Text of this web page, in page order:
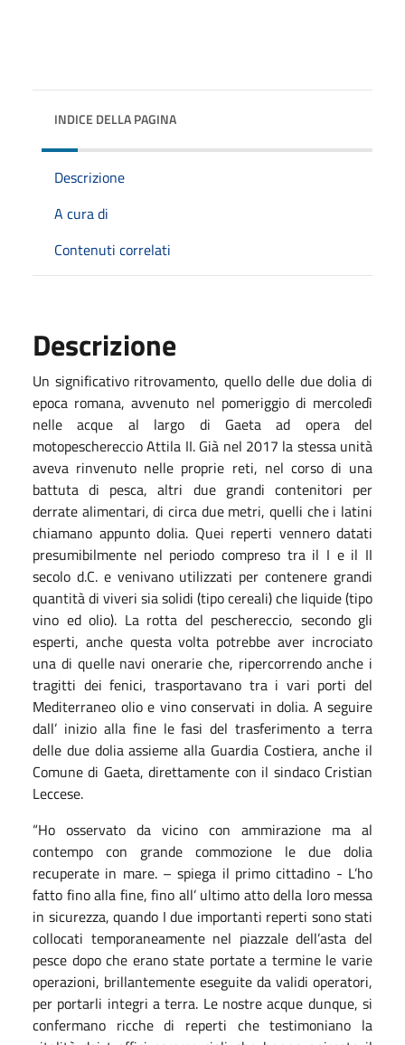
INDICE DELLA PAGINA
Descrizione
A cura di
Contenuti correlati
Descrizione
Un significativo ritrovamento, quello delle due dolia di
epoca romana, avvenuto nel pomeriggio di mercoledì
nelle acque al largo di Gaeta ad opera del
motopeschereccio Attila II. Già nel 2017 la stessa unità
aveva rinvenuto nelle proprie reti, nel corso di una
battuta di pesca, altri due grandi contenitori per
derrate alimentari, di circa due metri, quelli che i latini
chiamano appunto dolia. Quei reperti vennero datati
presumibilmente nel periodo compreso tra il I e il II
secolo d.C. e venivano utilizzati per contenere grandi
quantità di viveri sia solidi (tipo cereali) che liquide (tipo
vino ed olio). La rotta del peschereccio, secondo gli
esperti, anche questa volta potrebbe aver incrociato
una di quelle navi onerarie che, ripercorrendo anche i
tragitti dei fenici, trasportavano tra i vari porti del
Mediterraneo olio e vino conservati in dolia. A seguire
dall’ inizio alla fine le fasi del trasferimento a terra
delle due dolia assieme alla Guardia Costiera, anche il
Comune di Gaeta, direttamente con il sindaco Cristian
Leccese.
“Ho osservato da vicino con ammirazione ma al
contempo con grande commozione le due dolia
recuperate in mare. – spiega il primo cittadino - L’ho
fatto fino alla fine, fino all’ ultimo atto della loro messa
in sicurezza, quando I due importanti reperti sono stati
collocati temporaneamente nel piazzale dell’asta del
pesce dopo che erano state portate a termine le varie
operazioni, brillantemente eseguite da validi operatori,
per portarli integri a terra. Le nostre acque dunque, si
confermano ricche di reperti che testimoniano la